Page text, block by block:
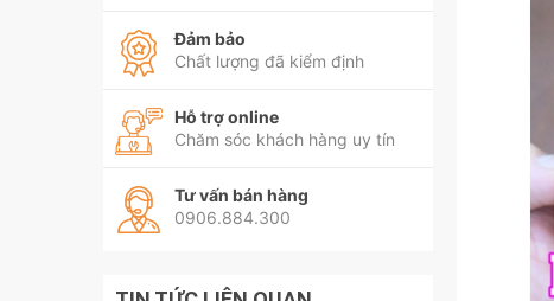
Đảm bảo
Chất lượng đã kiểm định
Hỗ trợ online
Chăm sóc khách hàng uy tín
Tư vấn bán hàng
0906.884.300